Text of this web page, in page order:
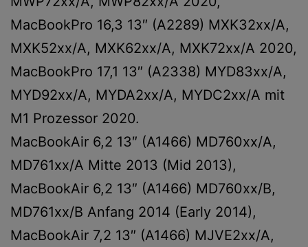
MacBookPro 16,3 13″ (A2289) MXK32xx/A,
MXK52xx/A, MXK62xx/A, MXK72xx/A 2020,
MacBookPro 17,1 13″ (A2338) MYD83xx/A,
MYD92xx/A, MYDA2xx/A, MYDC2xx/A mit
M1 Prozessor 2020.
MacBookAir 6,2 13″ (A1466) MD760xx/A,
MD761xx/A Mitte 2013 (Mid 2013),
MacBookAir 6,2 13″ (A1466) MD760xx/B,
MD761xx/B Anfang 2014 (Early 2014),
MacBookAir 7,2 13″ (A1466) MJVE2xx/A,